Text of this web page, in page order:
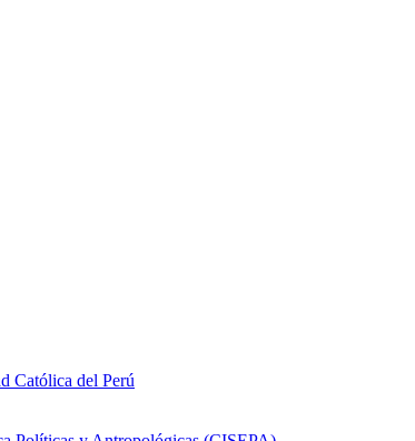
Católica del Perú